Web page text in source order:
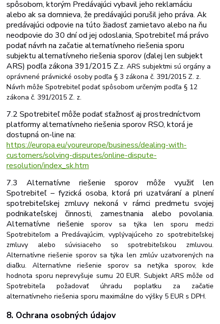
spôsobom, ktorým Predávajúci vybavil jeho reklamáciu
alebo ak sa domnieva, že predávajúci porušil jeho práva. Ak
predávajúci odpovie na túto žiadosť zamietavo alebo na ňu
neodpovie do 30 dní od jej odoslania, Spotrebiteľ má právo
podať návrh na začatie alternatívneho riešenia sporu
subjektu alternatívnehoriešeniasporov (ďalejlensubjekt
ARS)podľa zákona391/2015 Z.z. ARS subjektmi sú orgány a
oprávnené právnické osoby podľa § 3 zákona č. 391/2015 Z. z.
Návrh môže Spotrebiteľ podať spôsobom určeným podľa § 12
zákona č. 391/2015 Z. z.
7.2 Spotrebiteľ môže podať sťažnosť aj prostredníctvom
platformy alternatívneho riešenia sporov RSO, ktorá je
dostupná on-line na:
https://europa.eu/youreurope/business/dealing-with-
customers/solving-disputes/online-dispute-
resolution/index_sk.htm
7.3 Alternatívne riešenie sporov môže využiť len
Spotrebiteľ – fyzická osoba, ktorá pri uzatváraní a plnení
spotrebiteľskej zmluvy nekoná v rámci predmetu svojej
podnikateľskejčinnosti, zamestnania alebo povolania.
Alternatívne riešenie sporov sa týka len sporu medzi
Spotrebiteľom a Predávajúcim, vyplývajúceho zo spotrebiteľskej
zmluvy alebo súvisiaceho so spotrebiteľskou zmluvou.
Alternatívne riešenie sporov sa týka len zmlúv uzatvorených na
diaľku. Alternatívne riešenie sporov sa netýka sporov, kde
hodnota sporu neprevyšuje sumu 20 EUR. Subjekt ARS môže od
Spotrebiteľa požadovať úhradu poplatku za začatie
alternatívneho riešenia sporu maximálne do výšky 5 EUR s DPH.
8. Ochrana osobných údajov